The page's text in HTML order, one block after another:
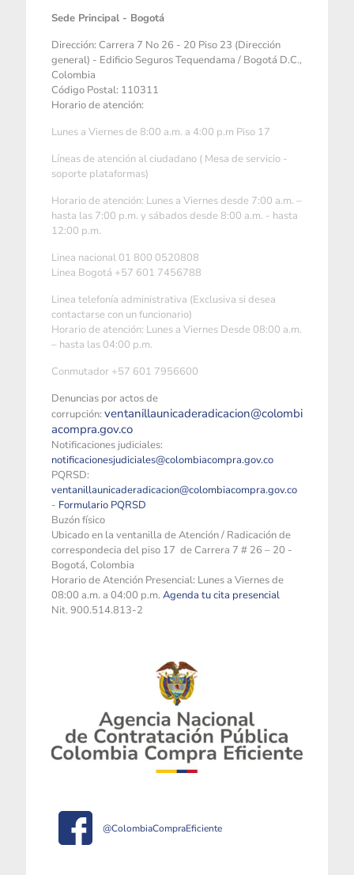
Sede Principal - Bogotá
Dirección: Carrera 7 No 26 - 20 Piso 23 (Dirección
general) - Edificio Seguros Tequendama / Bogotá D.C.,
Colombia
Código Postal: 110311
Horario de atención:
Lunes a Viernes de 8:00 a.m. a 4:00 p.m Piso 17
Líneas de atención al ciudadano ( Mesa de servicio -
soporte plataformas)
Horario de atención: Lunes a Viernes desde 7:00 a.m. –
hasta las 7:00 p.m. y sábados desde 8:00 a.m. - hasta
12:00 p.m.
Linea nacional 01 800 0520808
Linea Bogotá +57 601 7456788
Linea telefonía administrativa (Exclusiva si desea
contactarse con un funcionario)
Horario de atención: Lunes a Viernes Desde 08:00 a.m.
– hasta las 04:00 p.m.
Conmutador +57 601 7956600
Denuncias por actos de
corrupción: ventanillaunicaderadicacion@colombi
acompra.gov.co
Notificaciones judiciales:
notificacionesjudiciales@colombiacompra.gov.co
PQRSD:
ventanillaunicaderadicacion@colombiacompra.gov.co
- Formulario PQRSD
Buzón físico
Ubicado en la ventanilla de Atención / Radicación de
correspondecia del piso 17 de Carrera 7 # 26 – 20 -
Bogotá, Colombia
Horario de Atención Presencial: Lunes a Viernes de
08:00 a.m. a 04:00 p.m. Agenda tu cita presencial
Nit. 900.514.813-2
@ColombiaCompraEficiente